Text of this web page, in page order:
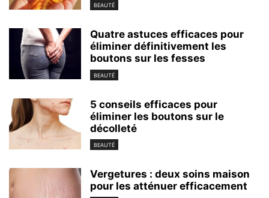
BEAUTÉ
Quatre astuces efficaces pour
éliminer définitivement les
boutons sur les fesses
BEAUTÉ
5 conseils efficaces pour
éliminer les boutons sur le
décolleté
BEAUTÉ
Vergetures : deux soins maison
pour les atténuer efficacement